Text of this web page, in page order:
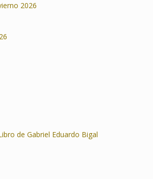
2026
de Gabriel Eduardo Bigal